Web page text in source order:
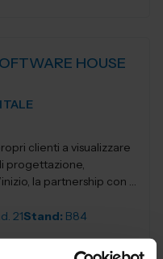
HOUSE
clienti a visualizzare
progettazione,
la partnership con i
21Stand: B84